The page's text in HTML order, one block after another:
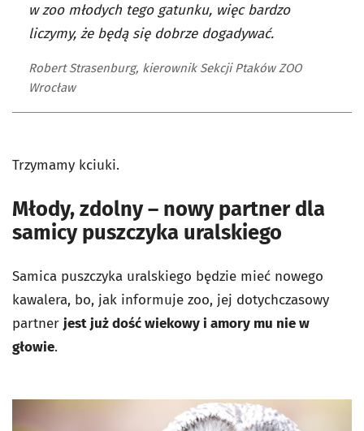
w zoo młodych tego gatunku, więc bardzo
liczymy, że będą się dobrze dogadywać.
Robert Strasenburg, kierownik Sekcji Ptaków ZOO
Wrocław
Trzymamy kciuki.
Młody, zdolny – nowy partner dla
samicy puszczyka uralskiego
Samica puszczyka uralskiego będzie mieć nowego
kawalera, bo, jak informuje zoo, jej dotychczasowy
partner jest już dość wiekowy i amory mu nie w
głowie.